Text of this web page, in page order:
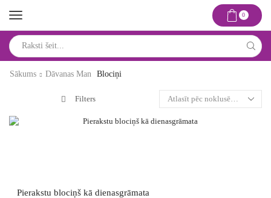
0
input
Sākums
Dāvanas Man Blociņi
Filters
Pierakstu blociņš kā dienasgrāmata